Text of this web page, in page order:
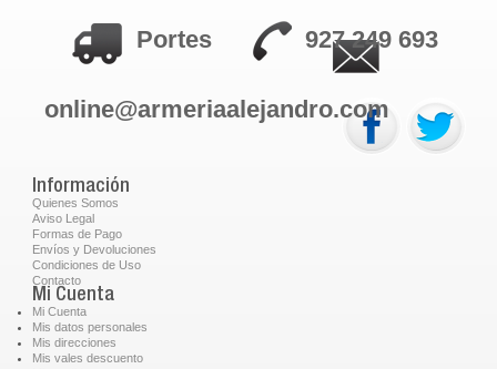
Portes 927 249 693
online@armeriaalejandro.com
Información
Quienes Somos
Aviso Legal
Formas de Pago
Envíos y Devoluciones
Condiciones de Uso
Contacto
Mi Cuenta
Mi Cuenta
Mis datos personales
Mis direcciones
Mis vales descuento